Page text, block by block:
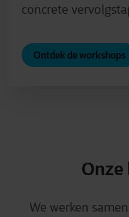
concrete
Ontdek de workshops
We werken